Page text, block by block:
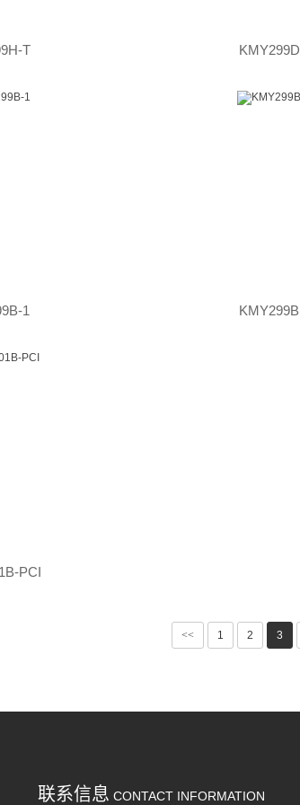
T KMY299D
1 KMY299B
PCI
<< 1 2 3
联系信息 CONTACT INFORMATION